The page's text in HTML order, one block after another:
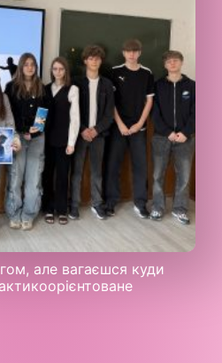
але вагаєшся куди